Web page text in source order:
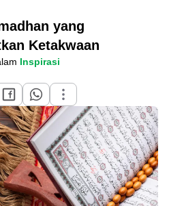
yang
Ketakwaan
Inspirasi